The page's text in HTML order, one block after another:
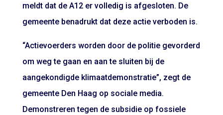
meldt dat de A12 er volledig is afgesloten. De
gemeente benadrukt dat deze actie verboden is.
“Actievoerders worden door de politie gevorderd
om weg te gaan en aan te sluiten bij de
aangekondigde klimaatdemonstratie”, zegt de
gemeente Den Haag op sociale media.
Demonstreren tegen de subsidie op fossiele